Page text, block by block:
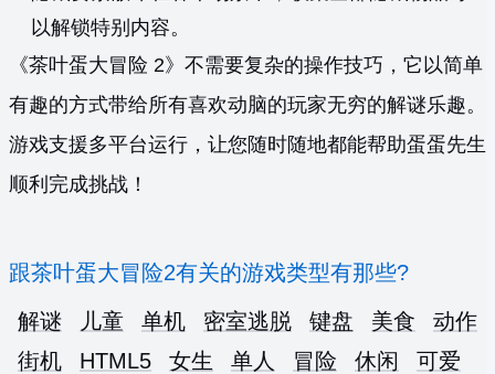
以解锁特别内容。
《茶叶蛋大冒险 2》不需要复杂的操作技巧，它以简单
有趣的方式带给所有喜欢动脑的玩家无穷的解谜乐趣。
游戏支援多平台运行，让您随时随地都能帮助蛋蛋先生
顺利完成挑战！
跟茶叶蛋大冒险2有关的游戏类型有那些?
解谜
儿童 单机 密室逃脱 键盘 美食
动作
街机
HTML5 女生 单人 冒险 休闲
可爱